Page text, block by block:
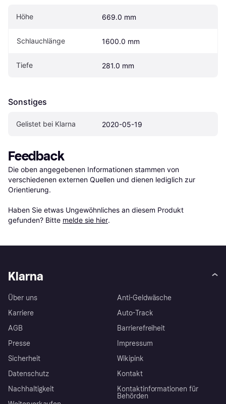
Höhe 669.0 mm
Schlauchlänge 1600.0 mm
Tiefe 281.0 mm
Sonstiges
Gelistet bei Klarna 2020-05-19
Feedback
Die oben angegebenen Informationen stammen von
verschiedenen externen Quellen und dienen lediglich zur
Orientierung.
Haben Sie etwas Ungewöhnliches an diesem Produkt
gefunden? Bitte melde sie hier.
Klarna
Über uns
Karriere
AGB
Presse
Sicherheit
Datenschutz
Nachhaltigkeit
Anti-Geldwäsche
Auto-Track
Barrierefreiheit
Impressum
Wikipink
Kontakt
Kontaktinformationen für
Behörden